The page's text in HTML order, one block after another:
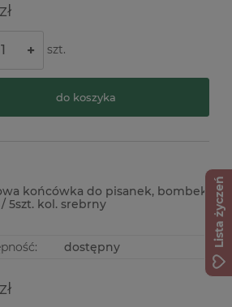
+ szt.
do koszyka
końcówka do pisanek, bombek
5szt. kol. srebrny
dostępny Lista życzeń